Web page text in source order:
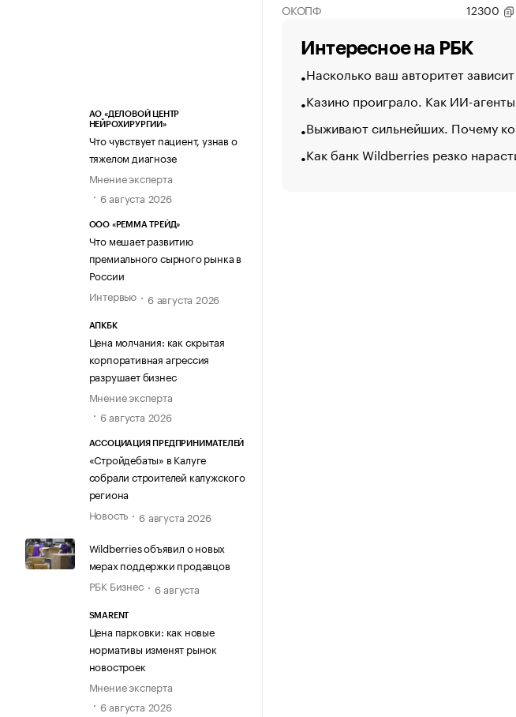
АО «ДЕЛОВОЙ ЦЕНТР
НЕЙРОХИРУРГИИ»
Что чувствует пациент, узнав о
тяжелом диагнозе
Мнение эксперта
6 августа 2026
ООО «РЕММА ТРЕЙД»
Что мешает развитию
премиального сырного рынка в
России
Интервью
6 августа 2026
АПКБК
Цена молчания: как скрытая
корпоративная агрессия
разрушает бизнес
Мнение эксперта
6 августа 2026
АССОЦИАЦИЯ ПРЕДПРИНИМАТЕЛЕЙ
«Стройдебаты» в Калуге
собрали строителей калужского
региона
Новость
6 августа 2026
Wildberries объявил о новых
мерах поддержки продавцов
РБК Бизнес
6 августа
SMARENT
Цена парковки: как новые
нормативы изменят рынок
новостроек
Мнение эксперта
6 августа 2026
ОКОПФ
12300
Интересное на РБК
Насколько ваш авторитет
Казино проиграло. Как ИИ-
Выживают сильнейших. Почему
Как банк Wildberries резко